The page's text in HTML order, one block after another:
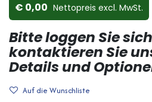
0,00 Nettopreis ex​cl. MwSt.
Bitte loggen Sie
kontaktieren Sie
Details und
Auf die Wunschliste